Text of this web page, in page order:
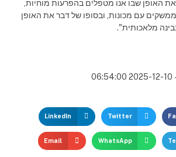
האופן שבו אנו מטפלים בהפרעות מוחיות,
עם מכונות, ובסופו של דבר את האופן
מלאכותית".
–
Twitter
LinkedIn
WhatsApp
Email